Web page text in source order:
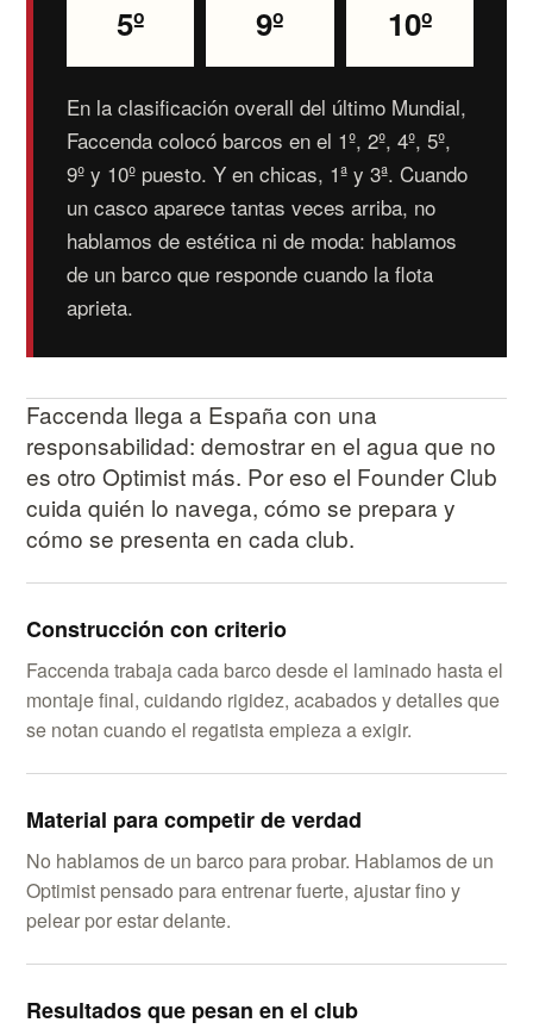
5º 9º 10º
En la clasificación overall del último Mundial,
Faccenda colocó barcos en el 1º, 2º, 4º, 5º,
9º y 10º puesto. Y en chicas, 1ª y 3ª. Cuando
un casco aparece tantas veces arriba, no
hablamos de estética ni de moda: hablamos
de un barco que responde cuando la flota
aprieta.
Faccenda llega a España con una
responsabilidad: demostrar en el agua que no
es otro Optimist más. Por eso el Founder Club
cuida quién lo navega, cómo se prepara y
cómo se presenta en cada club.
Construcción con criterio
Faccenda trabaja cada barco desde el laminado hasta el
montaje final, cuidando rigidez, acabados y detalles que
se notan cuando el regatista empieza a exigir.
Material para competir de verdad
No hablamos de un barco para probar. Hablamos de un
Optimist pensado para entrenar fuerte, ajustar fino y
pelear por estar delante.
Resultados que pesan en el club